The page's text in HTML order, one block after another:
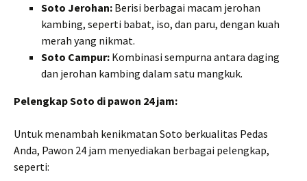
Soto Jerohan: Berisi berbagai macam jerohan
kambing, seperti babat, iso, dan paru, dengan kuah
merah yang nikmat.
Soto Campur: Kombinasi sempurna antara daging
dan jerohan kambing dalam satu mangkuk.
Pelengkap Soto di pawon 24 jam:
Untuk menambah kenikmatan Soto berkualitas Pedas
Anda, Pawon 24 jam menyediakan berbagai pelengkap,
seperti: